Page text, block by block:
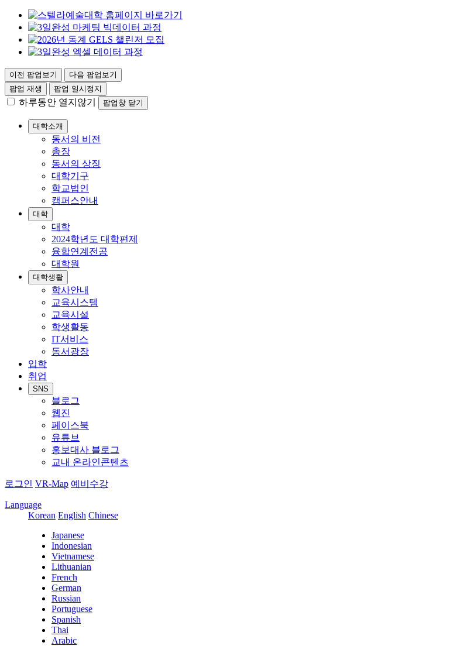
이전 팝업보기
다음 팝업보기
팝업 재생
팝업 일시정지
하루동안 열지않기 팝업창 닫기
대학소개
동서의 비전
총장
동서의 상징
대학기구
학교법인
캠퍼스안내
대학
대학
2024학년도 대학편제
융합연계전공
대학원
대학생활
학사안내
교육시스템
교육시설
학생활동
IT서비스
동서광장
입학
취업
SNS
블로그
웹진
페이스북
유튜브
홍보대사 블로그
교내 온라인콘텐츠
로그인 VR-Map 예비수강
Language
Korean English Chinese
Japanese
Indonesian
Vietnamese
Lithuanian
French
German
Russian
Portuguese
Spanish
Thai
Arabic